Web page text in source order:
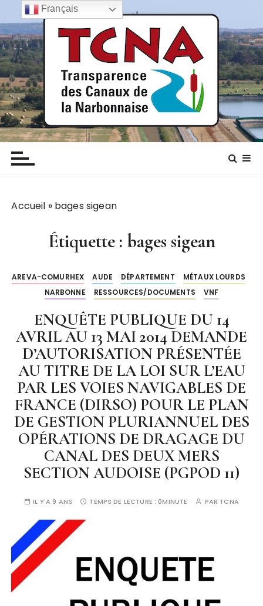
a
s
s
e
r
a
u
c
o TCNA NARBONNE
Transparence des canaux de la narbonnaise
Accueil » bages sigean
Étiquette : bages sigean
AREVA-COMURHEX AUDE DÉPARTEMENT
MÉTAUX LOURDS
NARBONNE
RESSOURCES/DOCUMENTS VNF
ENQUÊTE PUBLIQUE DU 14
AVRIL AU 13 MAI 2014 DEMANDE
D’AUTORISATION PRÉSENTÉE
AU TITRE DE LA LOI SUR L’EAU
PAR LES VOIES NAVIGABLES DE
FRANCE (DIRSO) POUR LE PLAN
DE GESTION PLURIANNUEL DES
OPÉRATIONS DE DRAGAGE DU
CANAL DES DEUX MERS
SECTION AUDOISE (PGPOD 11)
IL Y'A 9 ANS TEMPS DE LECTURE : 0MINUTE PAR TCNA
Français